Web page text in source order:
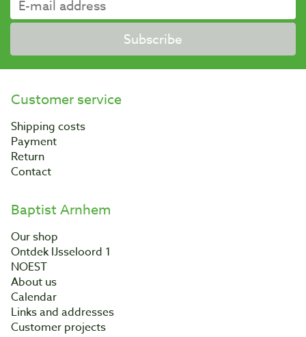
Subscribe
Customer service
Shipping costs
Payment
Return
Contact
Baptist Arnhem
Our shop
Ontdek IJsseloord 1
NOEST
About us
Calendar
Links and addresses
Customer projects